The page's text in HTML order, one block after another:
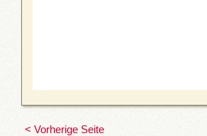
< Vorherige Seite